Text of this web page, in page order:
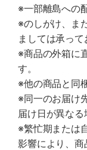
※一部離島への
※のしがけ、ま
ましては承って
※商品の外箱に
す。
※他の商品と同
※同一のお届け
届け日が異なる
※繁忙期または
影響により、